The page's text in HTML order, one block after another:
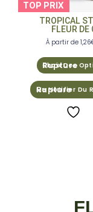
TOP PRIX
TROPICAL
FLEUR DE
À partir de 1,26
Choix Des
Me Notifier Du